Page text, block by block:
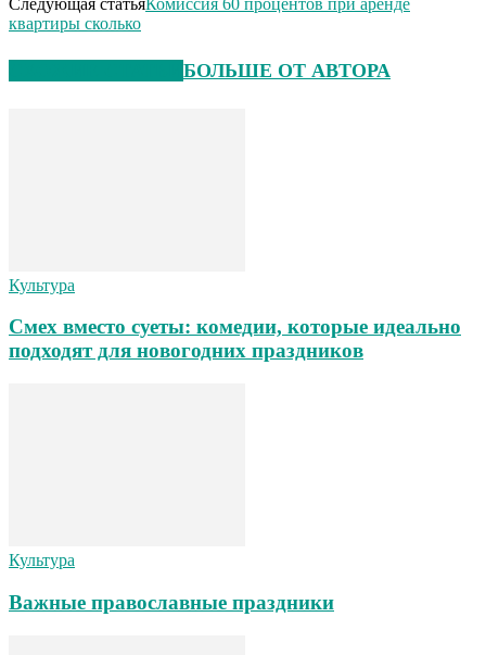
квартиры сколько
БОЛЬШЕ ОТ АВТОРА
Культура
Смех вместо суеты: комедии, которые идеально
подходят для новогодних праздников
Культура
Важные православные праздники